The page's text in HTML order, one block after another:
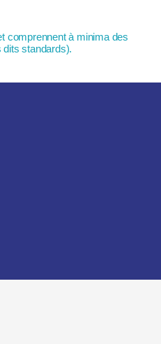
comprennent à minima des
standards).